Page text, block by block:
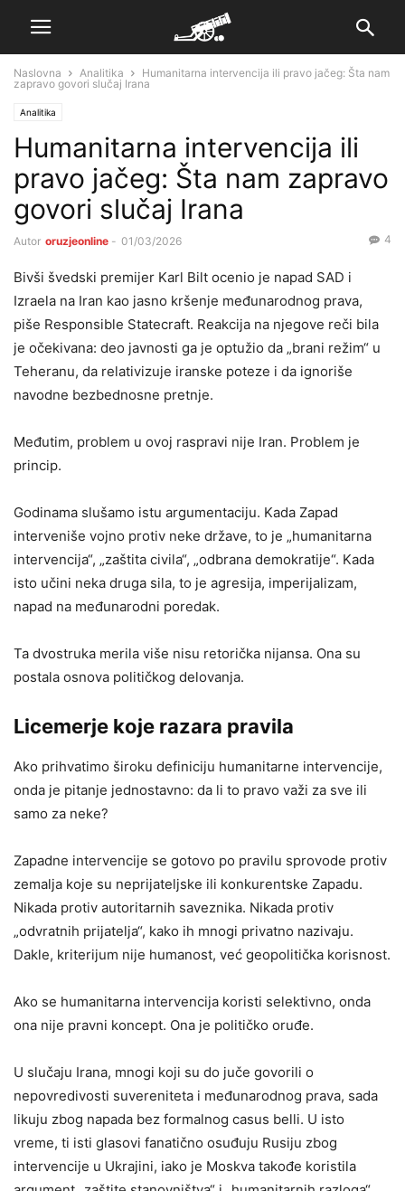
Naslovna Analitika
Humanitarna intervencija ili pravo jačeg: Šta nam
zapravo govori slučaj Irana
Analitika
Humanitarna intervencija ili
pravo jačeg: Šta nam zapravo
govori slučaj Irana
Autor oruzjeonline - 01/03/2026 4
Bivši švedski premijer Karl Bilt ocenio je napad SAD i
Izraela na Iran kao jasno kršenje međunarodnog prava,
piše Responsible Statecraft. Reakcija na njegove reči bila
je očekivana: deo javnosti ga je optužio da „brani režim“ u
Teheranu, da relativizuje iranske poteze i da ignoriše
navodne bezbednosne pretnje.
Međutim, problem u ovoj raspravi nije Iran. Problem je
princip.
Godinama slušamo istu argumentaciju. Kada Zapad
interveniše vojno protiv neke države, to je „humanitarna
intervencija“, „zaštita civila“, „odbrana demokratije“. Kada
isto učini neka druga sila, to je agresija, imperijalizam,
napad na međunarodni poredak.
Ta dvostruka merila više nisu retorička nijansa. Ona su
postala osnova političkog delovanja.
Licemerje koje razara pravila
Ako prihvatimo široku definiciju humanitarne intervencije,
onda je pitanje jednostavno: da li to pravo važi za sve ili
samo za neke?
Zapadne intervencije se gotovo po pravilu sprovode protiv
zemalja koje su neprijateljske ili konkurentske Zapadu.
Nikada protiv autoritarnih saveznika. Nikada protiv
„odvratnih prijatelja“, kako ih mnogi privatno nazivaju.
Dakle, kriterijum nije humanost, već geopolitička korisnost.
Ako se humanitarna intervencija koristi selektivno, onda
ona nije pravni koncept. Ona je političko oruđe.
U slučaju Irana, mnogi koji su do juče govorili o
nepovredivosti suvereniteta i međunarodnog prava, sada
likuju zbog napada bez formalnog casus belli. U isto
vreme, ti isti glasovi fanatično osuđuju Rusiju zbog
intervencije u Ukrajini, iako je Moskva takođe koristila